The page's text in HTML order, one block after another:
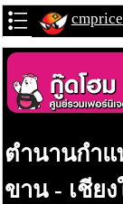
ตำนานกำแ
ขาน - เชีย